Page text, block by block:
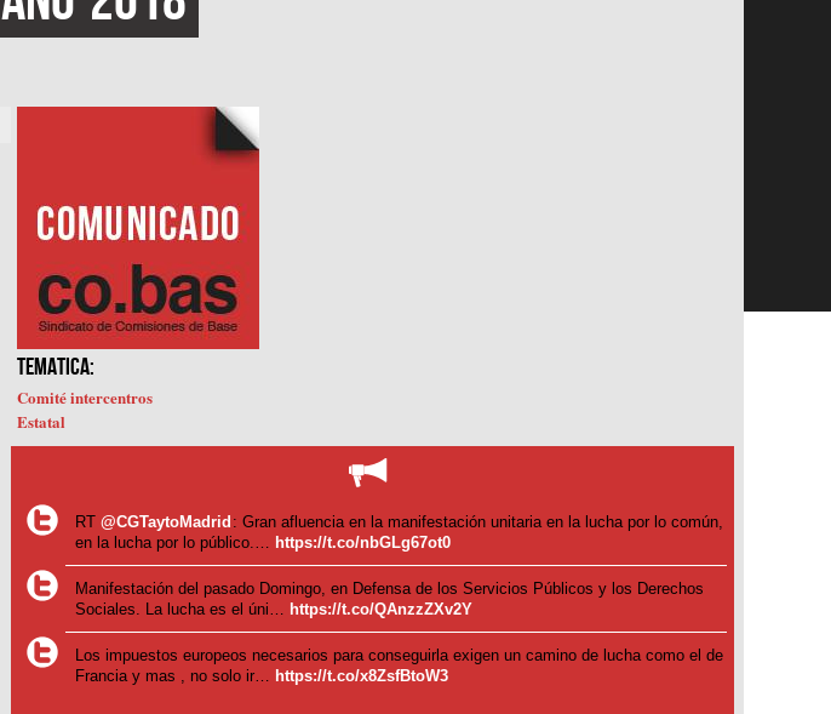
TEMATICA:
Comité intercentros
Estatal
RT @CGTaytoMadrid : Gran afluencia en la manifestación unitaria en la lucha por lo común,
en la lucha por lo público.… https://t.co/nbGLg67ot0
Manifestación del pasado Domingo, en Defensa de los Servicios Públicos y los Derechos
Sociales. La lucha es el úni… https://t.co/QAnzzZXv2Y
Los impuestos europeos necesarios para conseguirla exigen un camino de lucha como el de
Francia y mas , no solo ir… https://t.co/x8ZsfBtoW3